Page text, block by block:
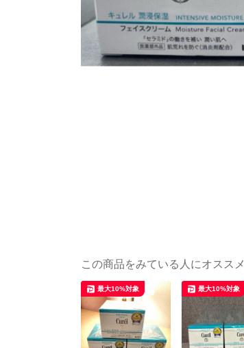
この商品をみている人にオススメ
最大10%対象 最大10%対象